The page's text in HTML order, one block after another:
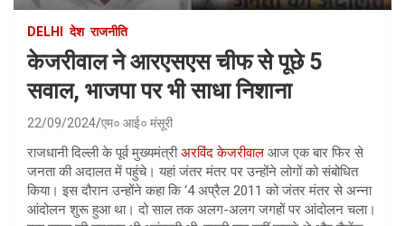
DELHI देश राजनीति
केजरीवाल ने आरएसएस चीफ से पूछे 5
सवाल, भाजपा पर भी साधा निशाना
22/09/2024 एम० आई० मंसूरी
राजधानी दिल्ली के पूर्व मुख्यमंत्रीअरविंद केजरीवाल आज एक बार फिर से
जनता की अदालत में पहुंचे। यहां जंतर मंतर पर उन्होंने लोगों को संबोधित
किया। इस दौरान उन्होंने कहा कि ‘4 अप्रैल 2011 को जंतर मंतर से अन्ना
आंदोलन शुरू हुआ था। दो साल तक अलग-अलग जगहों पर आंदोलन चला।